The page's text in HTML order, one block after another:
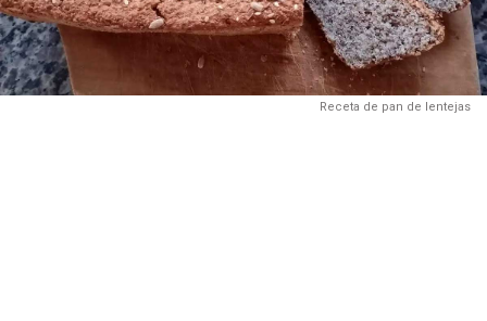
Receta de pan de lentejas